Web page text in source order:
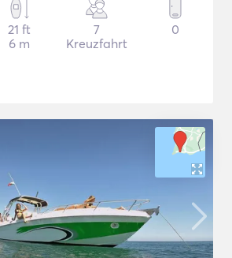
21 ft
6 m
7
Kreuzfahrt
0